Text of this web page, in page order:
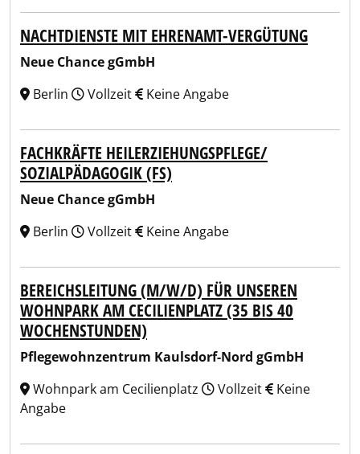
NACHTDIENSTE MIT EHRENAMT-VERGÜTUNG
Neue Chance gGmbH
Berlin
Vollzeit Keine Angabe
FACHKRÄFTE HEILERZIEHUNGSPFLEGE/
SOZIALPÄDAGOGIK (FS)
Neue Chance gGmbH
Berlin
Vollzeit Keine Angabe
BEREICHSLEITUNG (M/W/D) FÜR UNSEREN
WOHNPARK AM CECILIENPLATZ (35 BIS 40
WOCHENSTUNDEN)
Pflegewohnzentrum Kaulsdorf-Nord gGmbH
Wohnpark am Cecilienplatz
Vollzeit
Keine
Angabe